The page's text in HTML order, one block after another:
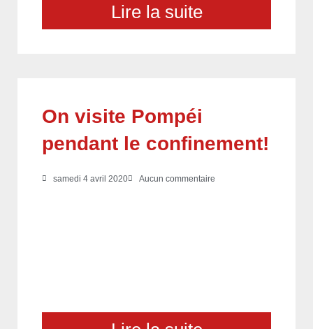
Lire la suite
On visite Pompéi
pendant le confinement!
samedi 4 avril 2020 Aucun commentaire